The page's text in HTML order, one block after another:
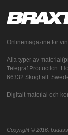
Onlinemagazine för
Alla typer av
Telegraf Production.
66332 Skoghall.
Digitalt material och
Copyright © 2016.